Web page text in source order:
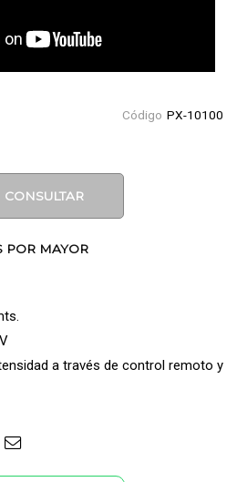
Código PX-10100
CONSULTAR
POR MAYOR
a través de control remoto y